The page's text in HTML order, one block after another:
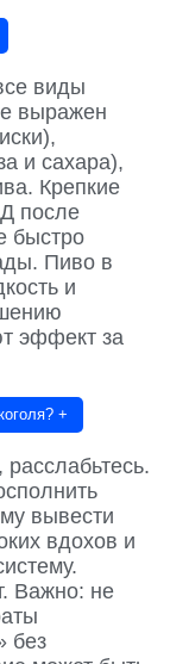
виды
выражен
и сахара),
Крепкие
после
быстро
Пиво в
и
эффект за
+
вывести
вдохов и
Важно: не
без